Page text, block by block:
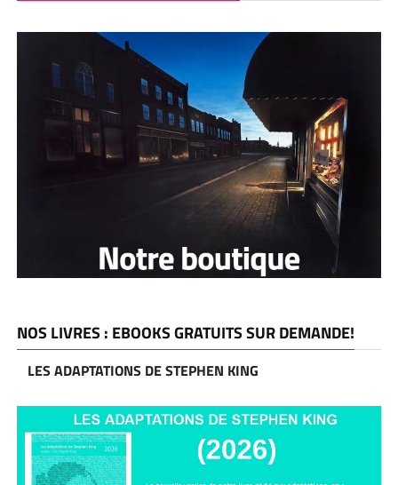
NOS LIVRES : EBOOKS GRATUITS SUR DEMANDE!
LES ADAPTATIONS DE STEPHEN KING